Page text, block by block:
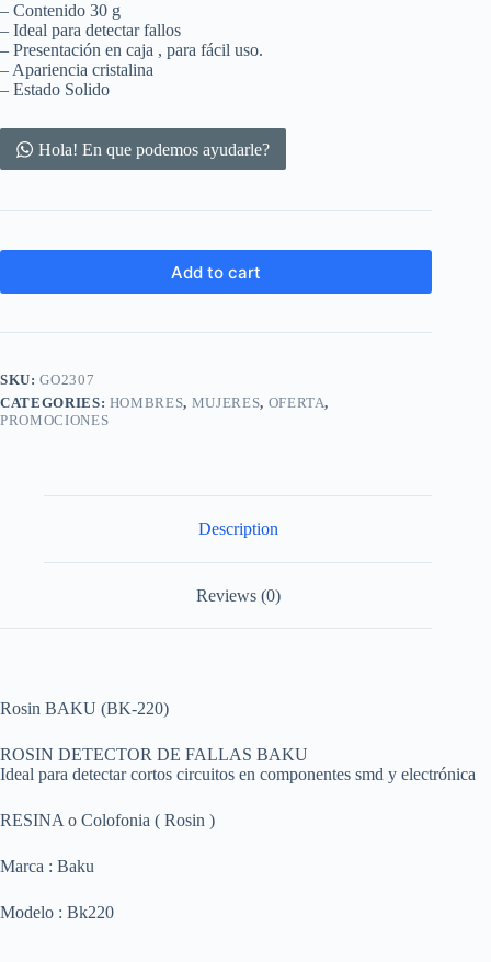
– Contenido 30 g
– Ideal para detectar fallos
– Presentación en caja , para fácil uso.
– Apariencia cristalina
– Estado Solido
Hola! En que podemos ayudarle?
Add to cart
SKU:GO2307
CATEGORIES: HOMBRES, MUJERES, OFERTA,
PROMOCIONES
Description
Reviews (0)
Rosin BAKU (BK-220)
ROSIN DETECTOR DE FALLAS BAKU
Ideal para detectar cortos circuitos en componentes smd y electrónica
RESINA o Colofonia ( Rosin )
Marca : Baku
Modelo : Bk220